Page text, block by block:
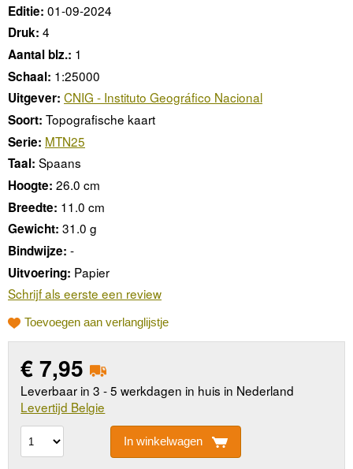
Editie: 01-09-2024
Druk: 4
Aantal blz.: 1
Schaal: 1:25000
Uitgever: CNIG - Instituto Geográfico Nacional
Soort: Topografische kaart
Serie: MTN25
Taal: Spaans
Hoogte: 26.0 cm
Breedte: 11.0 cm
Gewicht: 31.0 g
Bindwijze: -
Uitvoering: Papier
Schrijf als eerste een review
Toevoegen aan verlanglijstje
€7,95
Leverbaar in 3 - 5 werkdagen in huis in Nederland
Levertijd Belgie
In winkelwagen